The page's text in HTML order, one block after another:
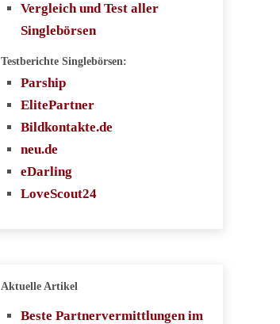
Vergleich und Test aller
Singlebörsen
Testberichte Singlebörsen:
Parship
ElitePartner
Bildkontakte.de
neu.de
eDarling
LoveScout24
Aktuelle Artikel
Beste Partnervermittlungen im